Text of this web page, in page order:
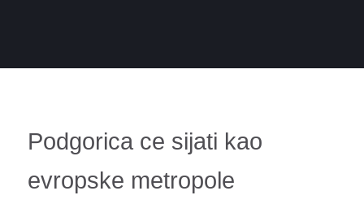
Podgorica ce sijati kao
evropske metropole